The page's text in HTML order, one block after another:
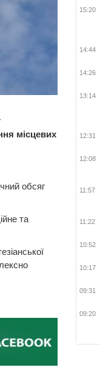
місцевих
обсяг
та
15:20
14:44
14:26
13:14
12:31
12:08
11:57
11:22
10:52
10:17
09:31
09:20